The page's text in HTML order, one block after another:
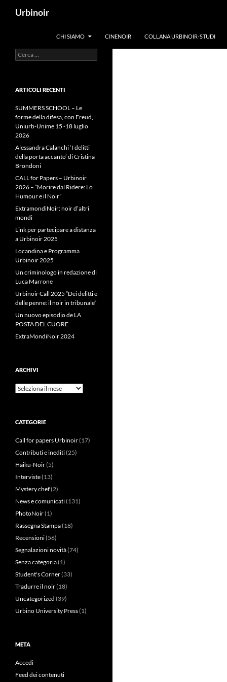
Urbinoir
CHI SIAMO CINENOIR COLLANA URBINOIR-STUDI
Ricerca
per:
ARTICOLI RECENTI
SUMMERS SCHOOL – Le
forme della difesa, con Freud,
Uniurb-Unime 15 -18 luglio
2026
Alessandra Calanchi ‘I delitti
della porta accanto’ di Cristina
Brondoni
CALL for Papers – Urbinoir
2026 – “Morire dal Ridere: Lo
Humour e il Noir”
ExtramondiNoir: noir d’altri
mondi
Link per partecipare a distanza
a Urbinoir 2025
Locandina e Programma
Urbinoir 2025
Un criminologo in redazione di
Luca Marrone
Urbinoir Call 2025 “Dei delitti e
delle penne: il noir in tribunale”
Un nuovo episodio de LA
POSTA DEL CUORE
ExtraMondiNoir 2024
ARCHIVI
Archivi
CATEGORIE
Call for papers Urbinoir(17)
Contributi e inediti(25)
Haiku-Noir(5)
Interviste(13)
Mystery chef(2)
News e comunicati(131)
PhotoNoir(1)
Rassegna Stampa(18)
Recensioni(56)
Segnalazioni novità(74)
Senza categoria(1)
Student's Corner(33)
Tradurre il noir(18)
Uncategorized (39)
Urbino University Press(1)
META
Accedi
Feed dei contenuti